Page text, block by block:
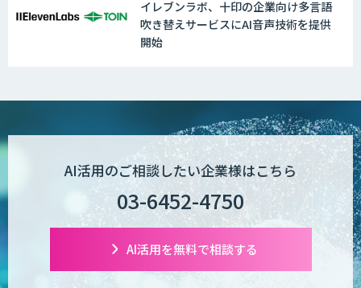
イレブンラボ、十印の企業向け多言語
吹き替えサービスにAI音声技術を提供
開始
AI活用のご相談したい企業様はこちら
03-6452-4750
AI活用を無料で相談する